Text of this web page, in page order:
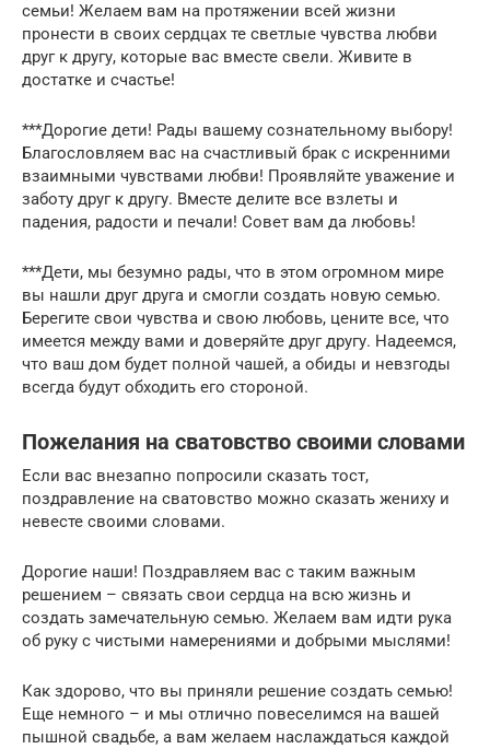
семьи! Желаем вам на протяжении всей жизни
пронести в своих сердцах те светлые чувства любви
друг к другу, которые вас вместе свели. Живите в
достатке и счастье!
***Дорогие дети! Рады вашему сознательному выбору!
Благословляем вас на счастливый брак с искренними
взаимными чувствами любви! Проявляйте уважение и
заботу друг к другу. Вместе делите все взлеты и
падения, радости и печали! Совет вам да любовь!
***Дети, мы безумно рады, что в этом огромном мире
вы нашли друг друга и смогли создать новую семью.
Берегите свои чувства и свою любовь, цените все, что
имеется между вами и доверяйте друг другу. Надеемся,
что ваш дом будет полной чашей, а обиды и невзгоды
всегда будут обходить его стороной.
Пожелания на сватовство своими словами
Если вас внезапно попросили сказать тост,
поздравление на сватовство можно сказать жениху и
невесте своими словами.
Дорогие наши! Поздравляем вас с таким важным
решением – связать свои сердца на всю жизнь и
создать замечательную семью. Желаем вам идти рука
об руку с чистыми намерениями и добрыми мыслями!
Как здорово, что вы приняли решение создать семью!
Еще немного – и мы отлично повеселимся на вашей
пышной свадьбе, а вам желаем наслаждаться каждой